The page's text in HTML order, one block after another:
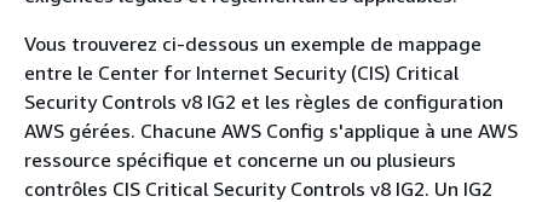
Vous trouverez ci-dessous un exemple de mappage
entre le Center for Internet Security (CIS) Critical
Security Controls v8 IG2 et les règles de configuration
AWS gérées. Chacune AWS Config s'applique à une AWS
ressource spécifique et concerne un ou plusieurs
contrôles CIS Critical Security Controls v8 IG2. Un IG2